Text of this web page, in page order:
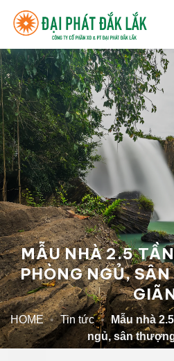
MẪU NHÀ 2.5
PHÒNG NGỦ,
HOME • Tin tức • Mẫu nhà
ngủ, sân